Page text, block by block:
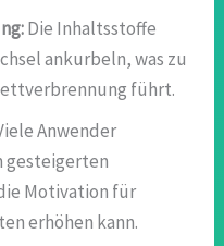
Die Inhaltsstoffe
ankurbeln, was zu
führt.
Anwender
gesteigerten
Motivation für
erhöhen kann.